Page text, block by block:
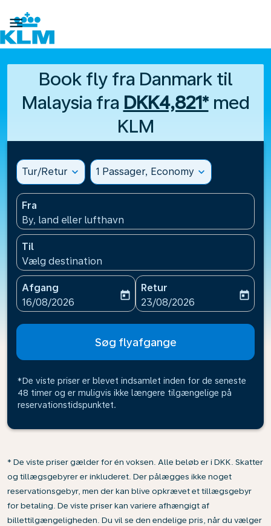

Book fly fra Danmark til
Malaysia fra DKK4,821*med
KLM
Tur/Retur expand_more 1 Passager, Economy expand_more
Fra
By, land eller lufthavn
Til
Vælg destination
Afgang
fc-booking-departure-date-aria-label
16/08/2026
today
Retur
fc-booking-return-date-
23/08/2026
today
Søg flyafgange
*De viste priser er blevet indsamlet inden for de seneste
48 timer og er muligvis ikke længere tilgængelige på
reservationstidspunktet.
* De viste priser gælder for én voksen. Alle beløb er i DKK. Skatter
og tillægsgebyrer er inkluderet. Der pålægges ikke noget
reservationsgebyr, men der kan blive opkrævet et tillægsgebyr
for betaling. De viste priser kan variere afhængigt af
billettilgængeligheden. Du vil se den endelige pris, når du vælger